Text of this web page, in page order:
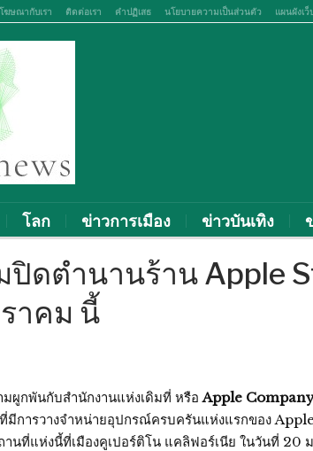
โฆษณากับเรา ติดต่อเรา คำปฏิเสธ นโยบายความเป็นส่วนตัว แผนผังเ
โลก ข่าวการเมือง ข่าวบันเทิง
ปิดตำนานร้าน Apple
าคม นี้
มผูกพันกับสำนักงานแห่งเดิมที่ หรือApple
มีการวางจำหน่ายอุปกรณ์ครบครันแห่งแรกของ
นที่แห่งนี้ที่เมืองคูเปอร์ติโน แคลิฟอร์เนีย ในวันที่ 20